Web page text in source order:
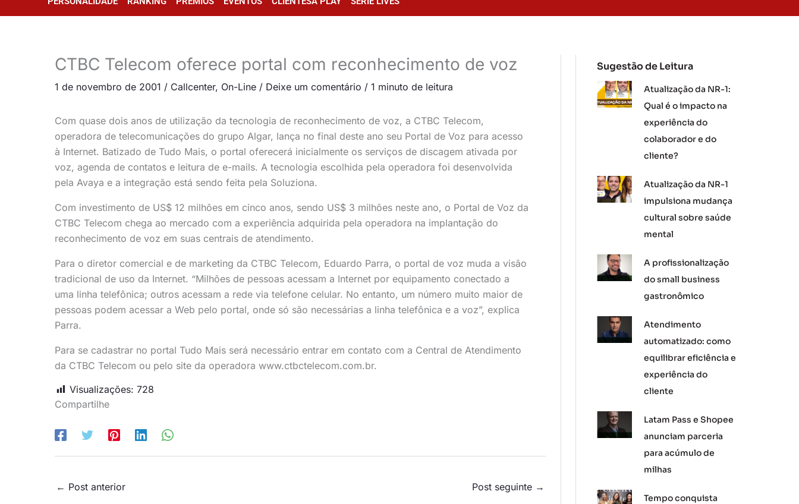
CTBC Telecom oferece portal com reconhecimento de voz
1 de novembro de 2001 / Callcenter, On-Line / Deixe um comentário / 1 minuto de leitura
Com quase dois anos de utilização da tecnologia de reconhecimento de voz, a CTBC Telecom,
operadora de telecomunicações do grupo Algar, lança no final deste ano seu Portal de Voz para acesso
à Internet. Batizado de Tudo Mais, o portal oferecerá inicialmente os serviços de discagem ativada por
voz, agenda de contatos e leitura de e-mails. A tecnologia escolhida pela operadora foi desenvolvida
pela Avaya e a integração está sendo feita pela Soluziona.
Com investimento de US$ 12 milhões em cinco anos, sendo US$ 3 milhões neste ano, o Portal de Voz da
CTBC Telecom chega ao mercado com a experiência adquirida pela operadora na implantação do
reconhecimento de voz em suas centrais de atendimento.
Para o diretor comercial e de marketing da CTBC Telecom, Eduardo Parra, o portal de voz muda a visão
tradicional de uso da Internet. “Milhões de pessoas acessam a Internet por equipamento conectado a
uma linha telefônica; outros acessam a rede via telefone celular. No entanto, um número muito maior de
pessoas podem acessar a Web pelo portal, onde só são necessárias a linha telefônica e a voz”, explica
Parra.
Para se cadastrar no portal Tudo Mais será necessário entrar em contato com a Central de Atendimento
da CTBC Telecom ou pelo site da operadora www.ctbctelecom.com.br.
Visualizações: 728
Compartilhe
← Post anterior Post seguinte →
Sugestão de Leitura
Atualização da NR-1:
Qual é o impacto na
experiência do
colaborador e do
cliente?
Atualização da NR-1
impulsiona mudança
cultural sobre saúde
mental
A profissionalização
do small business
gastronômico
Atendimento
automatizado: como
equilibrar eficiência e
experiência do
cliente
Latam Pass e Shopee
anunciam parceria
para acúmulo de
milhas
Tempo conquista